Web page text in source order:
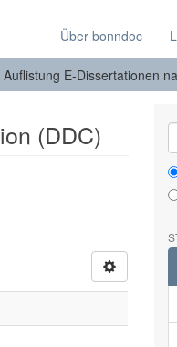
Über bonndoc
Auflistung E-Dissertationen
(DDC)